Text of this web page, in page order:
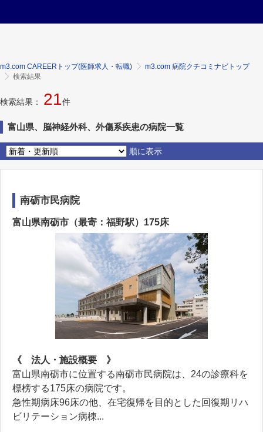
m3.com CAREERトップ(医師求人・転職)
m3.com 病院クチコミナビトップ
検索結果
検索結果： 21件
富山県、脳神経外科、外傷系疾患の病院一覧
順に表示
南砺市民病院
富山県南砺市（最寄：福野駅）175床
《 法人・施設概要 》
富山県南砺市に位置する南砺市民病院は、24の診療科を
標榜する175床の病院です。
急性期病床96床の他、在宅復帰を目的とした回復期リハ
ビリテーション病棟...